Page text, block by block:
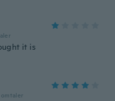
it is
omtaler